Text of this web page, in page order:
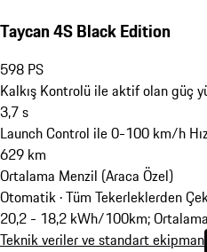
Taycan 4S Black Edition
598 PS
Kalkış Kontrolü ile aktif olan güç
3,7s
Launch Control ile 0-100 km/h
629 km
Ortalama Menzil (Araca Özel)
Otomatik · Tüm Tekerleklerden
20,2 - 18,2 kWh/100km;
Teknik veriler ve standart ekipman